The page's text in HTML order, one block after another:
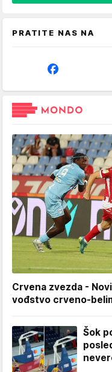
PRATITE NAS NA
Crvena zvezda -
vođstvo crveno-
Šok